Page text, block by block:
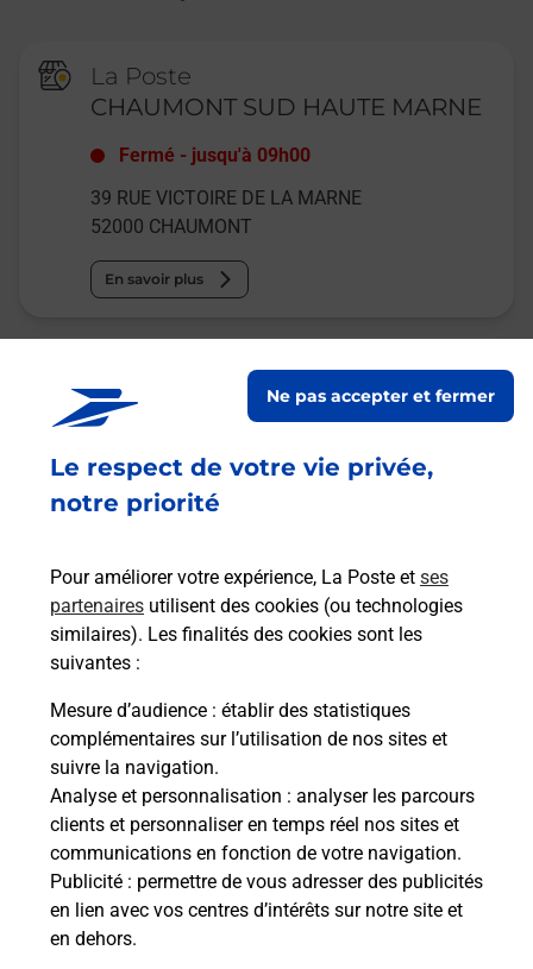
Le respect de votre vie privée,
notre priorité
Pour améliorer votre expérience, La Poste et ses
partenaires utilisent des cookies (ou technologies
similaires). Les finalités des cookies sont les
suivantes :
Mesure d’audience : établir des statistiques
complémentaires sur l’utilisation de nos sites et
suivre la navigation.
Analyse et personnalisation : analyser les parcours
clients et personnaliser en temps réel nos sites et
communications en fonction de votre navigation.
Publicité : permettre de vous adresser des publicités
en lien avec vos centres d’intérêts sur notre site et
en dehors.
Ne pas accepter et fermer
La Poste
CHAUMONT SUD HAUTE MARNE
Fermé - jusqu'à 09h00
39 RUE VICTOIRE DE LA MARNE
52000 CHAUMONT
En savoir plus
Relais Pickup
A LA CIVETTE
2 PLACE DE LA CONCORDE
52000
En savoir plus
Malin !
La Poste
en ligne
Ouvert 24h/24
En savoir plus
Recherchez un autre point de contact